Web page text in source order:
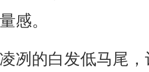
感。
的白发低马尾，